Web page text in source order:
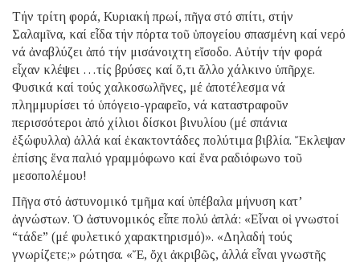
Τήν τρίτη φορά, Κυριακή πρωί, πῆγα στό σπίτι, στήν
Σαλαμῖνα, καί εἶδα τήν πόρτα τοῦ ὑπογείου σπασμένη καί νερό
νά ἀναβλύζει ἀπό τήν μισάνοιχτη εἴσοδο. Αὐτήν τήν φορά
εἶχαν κλέψει …τίς βρύσες καί ὅ,τι ἄλλο χάλκινο ὑπῆρχε.
Φυσικά καί τούς χαλκοσωλῆνες, μέ ἀποτέλεσμα νά
πλημμυρίσει τό ὑπόγειο-γραφεῖο, νά καταστραφοῦν
περισσότεροι ἀπό χίλιοι δίσκοι βινυλίου (μέ σπάνια
ἐξώφυλλα) ἀλλά καί ἑκακτοντάδες πολύτιμα βιβλία. Ἔκλεψαν
ἐπίσης ἕνα παλιό γραμμόφωνο καί ἕνα ραδιόφωνο τοῦ
μεσοπολέμου!
Πῆγα στό ἀστυνομικό τμῆμα καί ὑπέβαλα μήνυση κατ’
ἀγνώστων. Ὁ ἀστυνομικός εἶπε πολύ ἁπλά: «Εἶναι οἱ γνωστοί
“τάδε” (μέ φυλετικό χαρακτηρισμό)». «Δηλαδή τούς
γνωρίζετε;» ρώτησα. «Ἔ, ὄχι ἀκριβῶς, ἀλλά εἶναι γνωστῆς